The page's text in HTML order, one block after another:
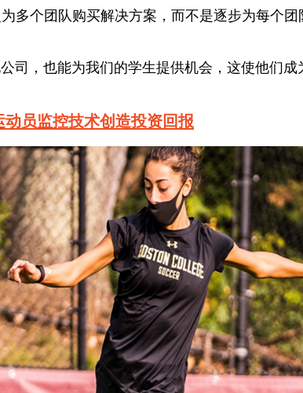
多个团队购买解决方案，而不是逐步为每个
，也能为我们的学生提供机会，这使他们成
动员监控技术创造投资回报